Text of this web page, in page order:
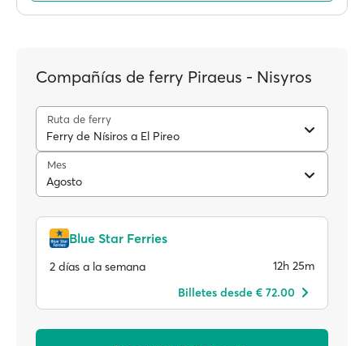
Compañías de ferry Piraeus - Nisyros
Ruta de ferry
Ferry de Nísiros a El Pireo
Mes
Agosto
Blue Star Ferries
2 días a la semana
12h 25m
Billetes desde € 72.00